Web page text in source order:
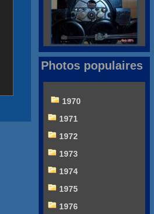
Photos populaires
1970
1971
1972
1973
1974
1975
1976